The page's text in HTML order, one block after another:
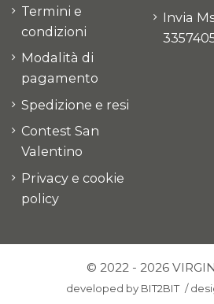
Termini e
condizioni
Modalità di
pagamento
Spedizione e resi
Contest San
Valentino
Privacy e cookie
policy
Invia
© 2022 - 2026
developed by BIT2BIT /